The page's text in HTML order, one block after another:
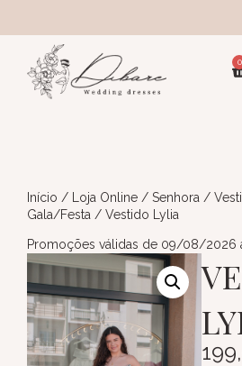
0
Início / Loja Online / Senhora /
Gala/Festa / Vestido Lylia
Promoções válidas de 09/08/2026